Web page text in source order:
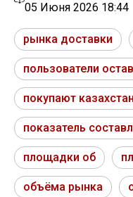
05 Июня 2026 18:44
рынка доставки
пользователи
покупают
показатель
площадки об
объёма рынка